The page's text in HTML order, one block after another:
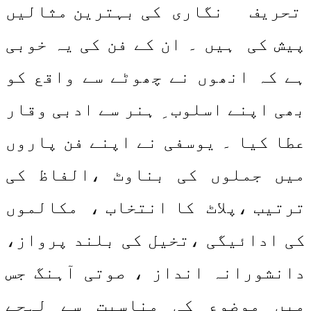
تحریف نگاری کی بہترین مثالیں
پیش کی ہیں ۔ ان کے فن کی یہ خوبی
ہے کہ انھوں نے چھوٹے سے واقع کو
بھی اپنے اسلوب ِ ہنر سے ادبی وقار
عطا کیا ۔ یوسفی نے اپنے فن پاروں
میں جملوں کی بناوٹ ،الفاظ کی
ترتیب ،پلاٹ کا انتخاب ، مکالموں
کی ادائیگی ،تخیل کی بلند پرواز،
دانشورانہ انداز ، صوتی آہنگ جس
میں موضوع کی مناسبت سے لہجے